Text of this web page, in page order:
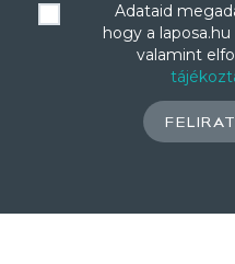
Adataid
hogy a
valamint